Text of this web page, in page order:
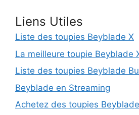
Liens Utiles
Liste des toupies Beyblade X
La meilleure toupie Beyblade
Liste des toupies Beyblade
Beyblade en Streaming
Achetez des toupies Beyblade